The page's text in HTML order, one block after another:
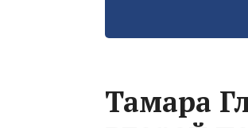
Тамара